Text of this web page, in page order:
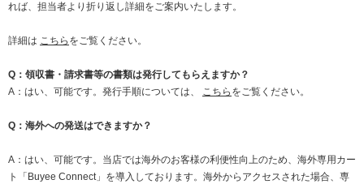
れば、担当者より折り返し詳細をご案内いたします。
詳細は こちら をご覧ください。
Q：領収書・請求書等の書類は発行してもらえますか？
A：はい、可能です。発行手順については、
こちら をご覧ください。
Q：海外への発送はできますか？
A：はい、可能です。当店では海外のお客様の利便性向上のため、海外専用カー
ト「Buyee Connect」を導入しております。海外からアクセスされた場合、専